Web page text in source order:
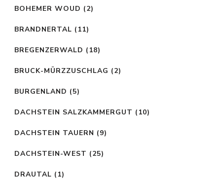
BOHEMER WOUD (2)
BRANDNERTAL (11)
BREGENZERWALD (18)
BRUCK-MÜRZZUSCHLAG (2)
BURGENLAND (5)
DACHSTEIN SALZKAMMERGUT (10)
DACHSTEIN TAUERN (9)
DACHSTEIN-WEST (25)
DRAUTAL (1)